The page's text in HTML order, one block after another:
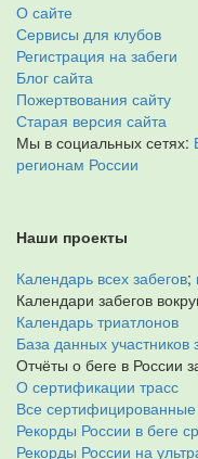
О сайте
Сервисы для клубов
Регистрация на забеги
Блог сайта
Пожертвования сайту
Старая версия сайта
Мы в социальных сетях:
регионам России
Наши проекты
Календарь всех забегов;
Календари забегов
Календарь триатлонов
База данных участников
Отчёты о беге в России
О сертификации трасс
Все
Рекорды России в беге
Рекорды России на